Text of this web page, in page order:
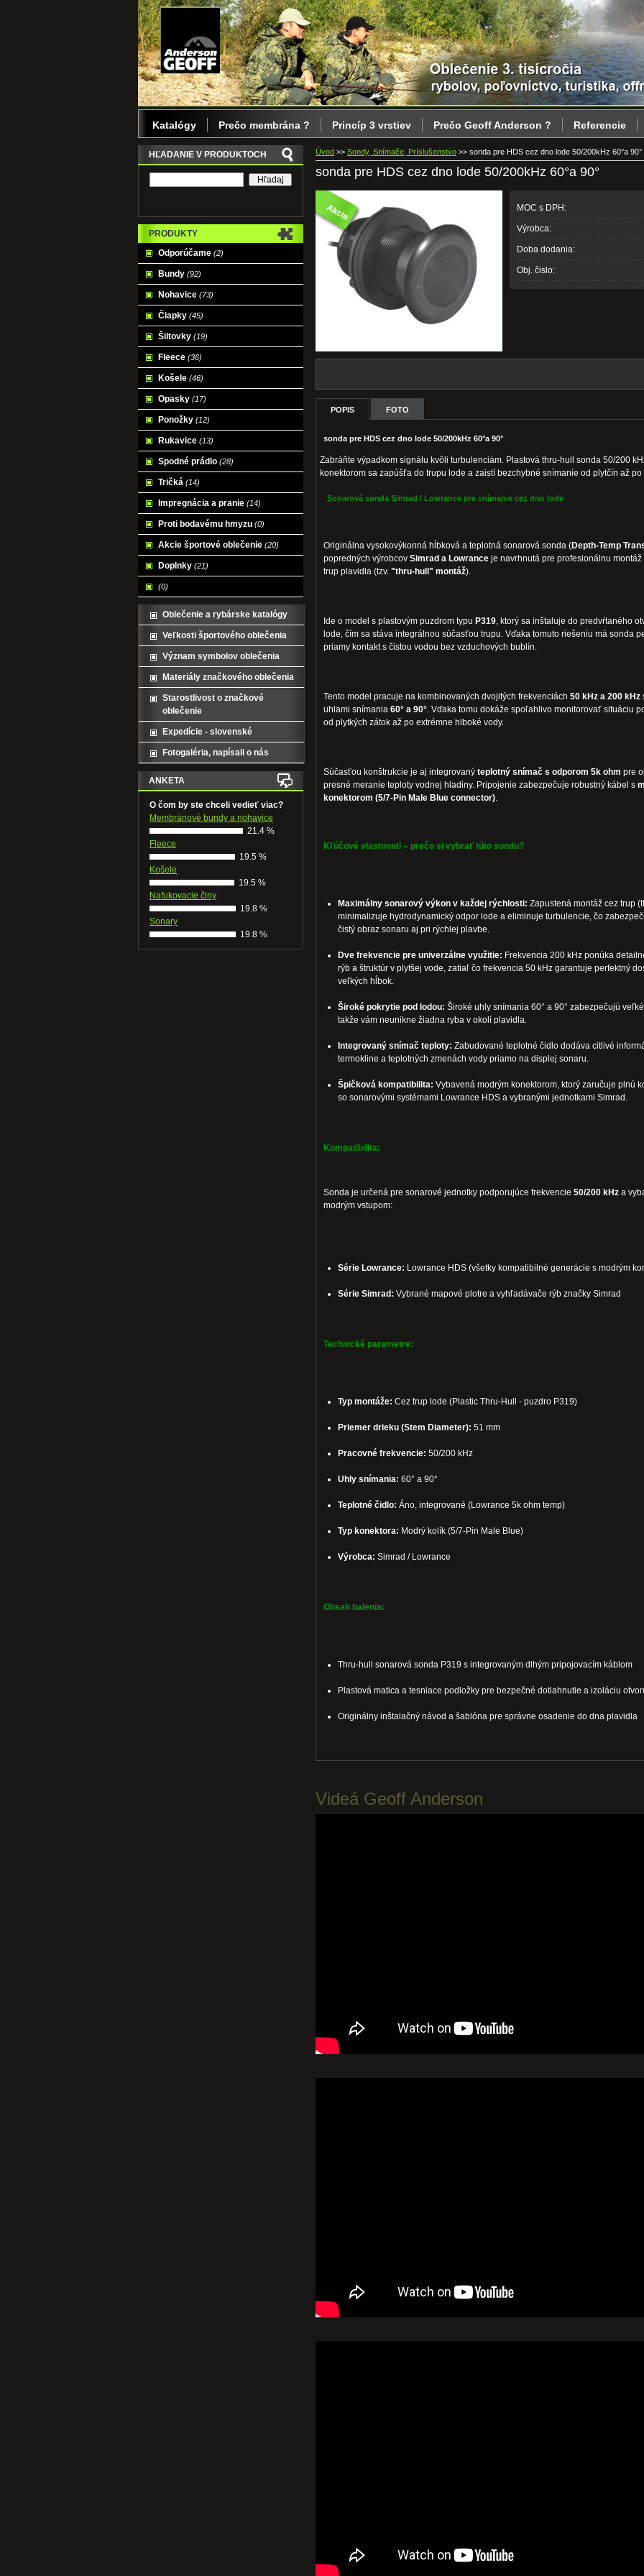
Úvod >> Sondy, Snímače, Príslušenstvo >> sonda pre HDS cez dno lode 50/200kHz 60°a 90°
sonda pre HDS cez dno lode 50/200kHz 60°a 90°
MOC s DPH:
Výrobca:
Doba dodania:
Obj. čislo:
POPIS FOTO
sonda pre HDS cez dno lode 50/200kHz 60°a 90°
Zabráňte výpadkom signálu kvôli turbulenciám. Plastová thru-hull sonda 50/200
konektorom sa zapúšťa do trupu lode a zaistí bezchybné snímanie od plytčín až
Sonarová sonda Simrad / Lowrance pre snímanie cez dno lode
Originálna vysokovýkonná hĺbková a teplotná sonarová sonda (Depth-Temp
popredných výrobcov Simrad a Lowrance je navrhnutá pre profesionálnu montáž
trup plavidla (tzv. "thru-hull" montáž).
Ide o model s plastovým puzdrom typu P319, ktorý sa inštaluje do predvŕtaného
lode, čím sa stáva integrálnou súčasťou trupu. Vďaka tomuto riešeniu má sonda
priamy kontakt s čistou vodou bez vzduchových bublín.
Tento model pracuje na kombinovaných dvojitých frekvenciách 50 kHz a 200 kHz
uhlami snímania 60° a 90°. Vďaka tomu dokáže spoľahlivo monitorovať situáciu
od plytkých zátok až po extrémne hlboké vody.
Súčasťou konštrukcie je aj integrovaný teplotný snímač s odporom 5k ohm pre
presné meranie teploty vodnej hladiny. Pripojenie zabezpečuje robustný kábel s
konektorom (5/7-Pin Male Blue connector).
Kľúčové vlastnosti – prečo si vybrať túto sondu?
Maximálny sonarový výkon v každej rýchlosti: Zapustená montáž cez trup
minimalizuje hydrodynamický odpor lode a eliminuje turbulencie, čo
čistý obraz sonaru aj pri rýchlej plavbe.
Dve frekvencie pre univerzálne využitie: Frekvencia 200 kHz ponúka
rýb a štruktúr v plytšej vode, zatiaľ čo frekvencia 50 kHz garantuje perfektný
veľkých hĺbok.
Široké pokrytie pod lodou: Široké uhly snímania 60° a 90° zabezpečujú
takže vám neunikne žiadna ryba v okolí plavidla.
Integrovaný snímač teploty: Zabudované teplotné čidlo dodáva citlivé
termokline a teplotných zmenách vody priamo na displej sonaru.
Špičková kompatibilita: Vybavená modrým konektorom, ktorý zaručuje plnú
so sonarovými systémami Lowrance HDS a vybranými jednotkami Simrad.
Kompatibilita:
Sonda je určená pre sonarové jednotky podporujúce frekvencie 50/200 kHz a
modrým vstupom:
Série Lowrance: Lowrance HDS (všetky kompatibilné generácie s modrým
Série Simrad: Vybrané mapové plotre a vyhľadávače rýb značky Simrad
Technické parametre:
Typ montáže: Cez trup lode (Plastic Thru-Hull - puzdro P319)
Priemer drieku (Stem Diameter): 51 mm
Pracovné frekvencie: 50/200 kHz
Uhly snímania: 60° a 90°
Teplotné čidlo: Áno, integrované (Lowrance 5k ohm temp)
Typ konektora: Modrý kolík (5/7-Pin Male Blue)
Výrobca: Simrad / Lowrance
Obsah balenia:
Thru-hull sonarová sonda P319 s integrovaným dlhým pripojovacím káblom
Plastová matica a tesniace podložky pre bezpečné dotiahnutie a izoláciu
Originálny inštalačný návod a šablóna pre správne osadenie do dna plavidla
Videá Geoff Anderson
HĽADANIE V PRODUKTOCH
PRODUKTY
Odporúčame (2)
Bundy (92)
Nohavice (73)
Čiapky (45)
Šiltovky (19)
Fleece (36)
Košele (46)
Opasky (17)
Ponožky (12)
Rukavice (13)
Spodné prádlo (28)
Tričká (14)
Impregnácia a pranie (14)
Proti bodavému hmyzu (0)
Akcie športové oblečenie (20)
Doplnky (21)
(0)
Oblečenie a rybárske katalógy
Veľkosti športového oblečenia
Význam symbolov oblečenia
Materiály značkového oblečenia
Starostlivost o značkové
oblečenie
Expedície - slovenské
Fotogaléria, napísali o nás
ANKETA
O čom by ste chceli vedieť viac?
Membránové bundy a nohavice
21.4 %
Fleece
19.5 %
Košele
19.5 %
Nafukovacie člny
19.8 %
Sonary
19.8 %
Katalógy Prečo membrána ? Princíp 3 vrstiev Prečo Geoff Anderson ? Referencie